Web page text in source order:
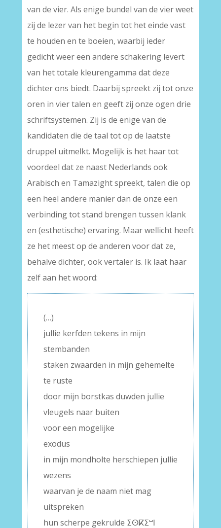
van de vier. Als enige bundel van de vier weet
zij de lezer van het begin tot het einde vast
te houden en te boeien, waarbij ieder
gedicht weer een andere schakering levert
van het totale kleurengamma dat deze
dichter ons biedt. Daarbij spreekt zij tot onze
oren in vier talen en geeft zij onze ogen drie
schriftsystemen. Zij is de enige van de
kandidaten die de taal tot op de laatste
druppel uitmelkt. Mogelijk is het haar tot
voordeel dat ze naast Nederlands ook
Arabisch en Tamazight spreekt, talen die op
een heel andere manier dan de onze een
verbinding tot stand brengen tussen klank
en (esthetische) ervaring. Maar wellicht heeft
ze het meest op de anderen voor dat ze,
behalve dichter, ook vertaler is. Ik laat haar
zelf aan het woord:
(…)
jullie kerfden tekens in mijn
stembanden
staken zwaarden in mijn gehemelte
te ruste
door mijn borstkas duwden jullie
vleugels naar buiten
voor een mogelijke
exodus
in mijn mondholte herschiepen jullie
wezens
waarvan je de naam niet mag
uitspreken
hun scherpe gekrulde ⵉⵙⴽⵉⵯⵏ